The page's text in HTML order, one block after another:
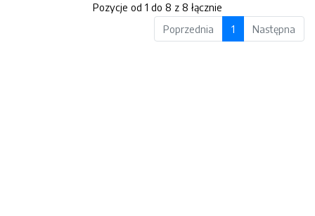
Pozycje od 1 do 8 z 8 łącznie
Poprzednia
1 Następna